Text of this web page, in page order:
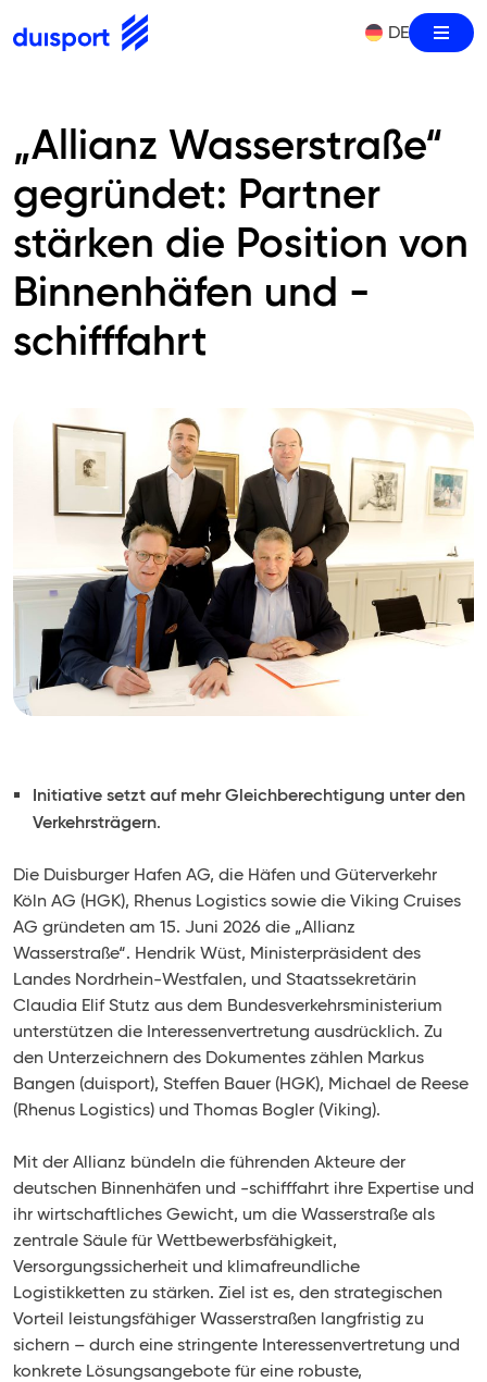
to
DE
„Allianz Wasserstraße“
gegründet: Partner
stärken die Position von
Binnenhäfen und -
schifffahrt
Initiative setzt auf mehr Gleichberechtigung unter den
Verkehrsträgern.
Die Duisburger Hafen AG, die Häfen und Güterverkehr
Köln AG (HGK), Rhenus Logistics sowie die Viking Cruises
AG gründeten am 15. Juni 2026 die „Allianz
Wasserstraße“. Hendrik Wüst, Ministerpräsident des
Landes Nordrhein-Westfalen, und Staatssekretärin
Claudia Elif Stutz aus dem Bundesverkehrsministerium
unterstützen die Interessenvertretung ausdrücklich. Zu
den Unterzeichnern des Dokumentes zählen Markus
Bangen (duisport), Steffen Bauer (HGK), Michael de Reese
(Rhenus Logistics) und Thomas Bogler (Viking).
Mit der Allianz bündeln die führenden Akteure der
deutschen Binnenhäfen und -schifffahrt ihre Expertise und
ihr wirtschaftliches Gewicht, um die Wasserstraße als
zentrale Säule für Wettbewerbsfähigkeit,
Versorgungssicherheit und klimafreundliche
Logistikketten zu stärken. Ziel ist es, den strategischen
Vorteil leistungsfähiger Wasserstraßen langfristig zu
sichern – durch eine stringente Interessenvertretung und
konkrete Lösungsangebote für eine robuste,